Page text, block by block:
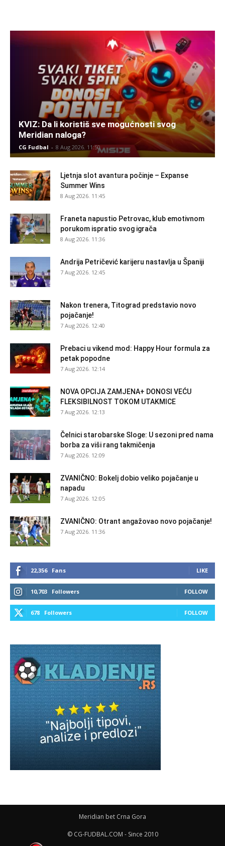
KVIZ: Da li koristiš sve mogućnosti svog
Meridian naloga?
CG Fudbal - 8 Aug 2026. 11:50
Ljetnja slot avantura počinje – Expanse
Summer Wins
8 Aug 2026. 11:45
Franeta napustio Petrovac, klub emotivnom
porukom ispratio svog igrača
8 Aug 2026. 11:36
Andrija Petričević karijeru nastavlja u Španiji
7 Aug 2026. 12:45
Nakon trenera, Titograd predstavio novo
pojačanje!
7 Aug 2026. 12:40
Prebaci u vikend mod: Happy Hour formula za
petak popodne
7 Aug 2026. 12:14
NOVA OPCIJA ZAMJENA+ DONOSI VEĆU
FLEKSIBILNOST TOKOM UTAKMICE
7 Aug 2026. 12:13
Čelnici starobarske Sloge: U sezoni pred nama
borba za viši rang takmičenja
7 Aug 2026. 12:09
ZVANIČNO: Bokelj dobio veliko pojačanje u
napadu
7 Aug 2026. 12:05
ZVANIČNO: Otrant angažovao novo pojačanje!
7 Aug 2026. 11:36
22,356 Fans LIKE
10,703 Followers FOLLOW
678 Followers FOLLOW
Meridian bet Crna Gora
© CG-FUDBAL.COM - Since 2010